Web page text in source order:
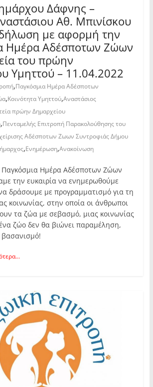
Δάφνης –
Αθ. Μπινίσκου
με αφορμή την
Ημέρα Αδέσποτων Ζώων
του πρώην
Υμηττού – 11.04.2022
,Παγκόσμια Ημέρα Αδέσποτων
,Κοινότητα Υμηττού,Αναστάσιος
πρώην Δημαρχείου
,Πενταμελής Επιτροπή Παρακολούθησης του
Αδέσποτων Ζωων Συντροφιάς Δήμου
,Ενημέρωση,Ανακοίνωση
Ημέρα Αδέσποτων Ζώων
την ευκαιρία να ενημερωθούμε
δράσουμε με προγραμματισμό για τη
κοινωνίας, στην οποία οι άνθρωποι
τα ζώα με σεβασμό, μιας κοινωνίας
ζώο δεν θα βιώνει παραμέληση,
βασανισμό!